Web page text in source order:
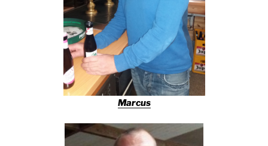
Marcus